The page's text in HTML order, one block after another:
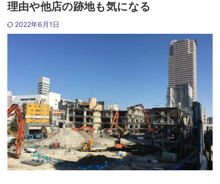
理由や他店の跡地も気になる
2022年6月1日